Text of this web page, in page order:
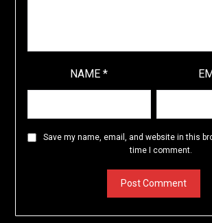
NAME*
Save my name, email, and website in this
time I comment.